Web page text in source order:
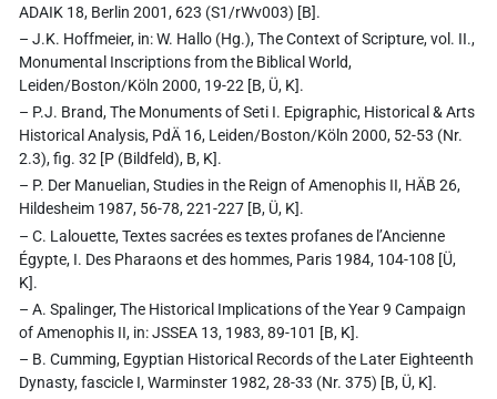
ADAIK 18, Berlin 2001, 623 (S1/rWv003) [B].
– J.K. Hoffmeier, in: W. Hallo (Hg.), The Context of Scripture, vol. II.,
Monumental Inscriptions from the Biblical World,
Leiden/Boston/Köln 2000, 19-22 [B, Ü, K].
– P.J. Brand, The Monuments of Seti I. Epigraphic, Historical & Arts
Historical Analysis, PdÄ 16, Leiden/Boston/Köln 2000, 52-53 (Nr.
2.3), fig. 32 [P (Bildfeld), B, K].
– P. Der Manuelian, Studies in the Reign of Amenophis II, HÄB 26,
Hildesheim 1987, 56-78, 221-227 [B, Ü, K].
– C. Lalouette, Textes sacrées es textes profanes de l’Ancienne
Égypte, I. Des Pharaons et des hommes, Paris 1984, 104-108 [Ü,
K].
– A. Spalinger, The Historical Implications of the Year 9 Campaign
of Amenophis II, in: JSSEA 13, 1983, 89-101 [B, K].
– B. Cumming, Egyptian Historical Records of the Later Eighteenth
Dynasty, fascicle I, Warminster 1982, 28-33 (Nr. 375) [B, Ü, K].